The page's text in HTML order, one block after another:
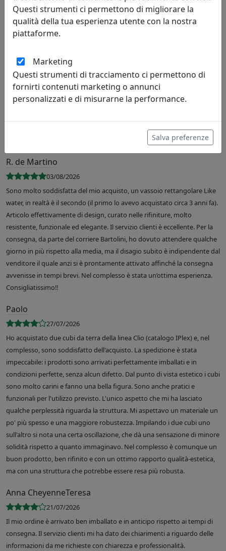
Lascia una recensione
Leggi le recensioni
R. de Martino
03/08/2026
Sono molto soddisfatta del mio acquisto, un vassoio rettangolare Like
water, in realtà è il secondo (il primo lo avevo acquistato circa 3 anni fa).
Articolo effettivamente di design, curato nelle rifiniture, molto
resistente, funzionale ed elegante. Il servizio clienti è eccellente. Per la
consegna, da parte del corriere Bartolini, ho dovuto attendere qualche
giorno in più rispetto alla media, ma il disagio subito è indipendente dal
venditore il quale anzi si è prontamente attivato affinché la consegna
avvenisse in tempi brevi. Nel complesso è stata un’ottima esperienza.
Consigliatissimo!!
Paolo
27/07/2026
Ho acquistato due cubi da terra della linea Clio (catalogo IPlex) e, nel
complesso, sono soddisfatto dell'acquisto. La spedizione è stata
impeccabile: i prodotti sono arrivati perfettamente imballati e in
condizioni perfette, senza alcun difetto. Dal punto di vista estetico i cubi
sono molto carini e fanno una bella figura. Sono anche pratici e
funzionali per l'utilizzo previsto. L'unico aspetto che mi ha lasciato
qualche perplessità riguarda la struttura. Mi aspettavo un materiale un
po' più spesso e una maggiore robustezza. Impilando i due cubi uno
sull'altro si nota una certa oscillazione, che dà una sensazione di minore
solidità rispetto a quanto immaginavo. Nel complesso è comunque un
buon prodotto, ben rifinito e con un ottimo rapporto qualità-estetica,
ma con una struttura che potrebbe essere resa più robusta.
Anna CheyenneTeresa
21/07/2026
Il mio ordine è arrivato ben imballato e in anticipo rispetto ai tempi di
consegna. Il servizio clienti mi ha dato dei chiarimenti a riguardo delle
informazioni da me richieste con chiarezza e professionalità.
Questi strumenti ci permettono di migliorare la
qualità della tua esperienza utente con la nostra
piattaforme.
Marketing
Questi strumenti di tracciamento ci permettono di
fornirti contenuti marketing o annunci
personalizzati e di misurarne la performance.
Salva preferenze